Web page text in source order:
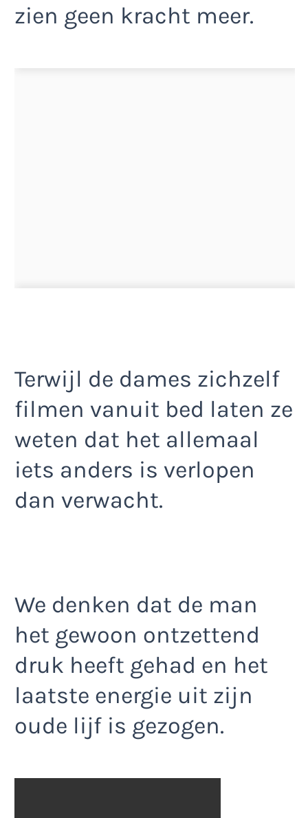
zien geen kracht meer.
Terwijl de dames zichzelf
filmen vanuit bed laten ze
weten dat het allemaal
iets anders is verlopen
dan verwacht.
We denken dat de man
het gewoon ontzettend
druk heeft gehad en het
laatste energie uit zijn
oude lijf is gezogen.